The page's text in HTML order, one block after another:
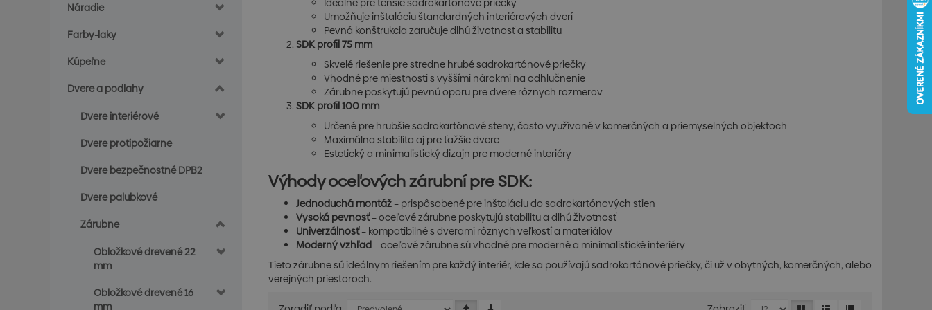
Náradie
Farby-laky
Kúpeľne
Dvere a podlahy
Dvere interiérové
Dvere protipožiarne
Dvere bezpečnostné DPB2
Dvere palubkové
Zárubne
Obložkové drevené 22
mm
Obložkové drevené 16
mm
Ideálne pre tenšie sadrokartónové priečky
Umožňuje inštaláciu štandardných interiérových dverí
Pevná konštrukcia zaručuje dlhú životnosť a stabilitu
SDK profil 75 mm
Skvelé riešenie pre stredne hrubé sadrokartónové priečky
Vhodné pre miestnosti s vyššími nárokmi na odhlučnenie
Zárubne poskytujú pevnú oporu pre dvere rôznych rozmerov
SDK profil 100 mm
Určené pre hrubšie sadrokartónové steny, často využívané v komerčných a priemyselných objektoch
Maximálna stabilita aj pre ťažšie dvere
Estetický a minimalistický dizajn pre moderné interiéry
Výhody oceľových zárubní pre SDK:
Jednoduchá montáž – prispôsobené pre inštaláciu do sadrokartónových stien
Vysoká pevnosť– oceľové zárubne poskytujú stabilitu a dlhú životnosť
Univerzálnosť– kompatibilné s dverami rôznych veľkostí a materiálov
Moderný vzhľad – oceľové zárubne sú vhodné pre moderné a minimalistické interiéry
Tieto zárubne sú ideálnym riešením pre každý interiér, kde sa používajú sadrokartónové priečky, či už v obytných, komerčných, alebo
verejných priestoroch.